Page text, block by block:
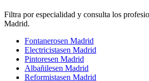
Filtra por especialidad y consulta los
Madrid.
Fontanerosen Madrid
Electricistasen Madrid
Pintoresen Madrid
Albañilesen Madrid
Reformistasen Madrid